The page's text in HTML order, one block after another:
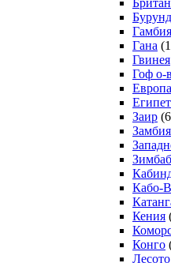
Гамбия
Гана
Гвинея
Гоф о-в
Египет
Заир
Замбия
Кабо-
Кения
Конго
Лесото